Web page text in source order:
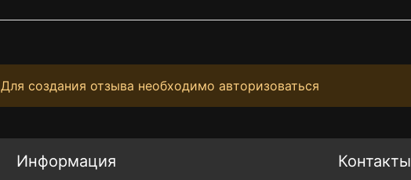
Для создания отзыва необходимо авторизоваться
Информация Контакты